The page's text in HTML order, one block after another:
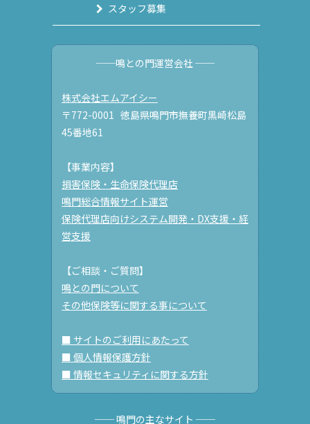
スタッフ募集
──鳴との門運営会社 ──
株式会社エムアイシー
〒772-0001 徳島県鳴門市撫養町黒崎松島
45番地61
【事業内容】
損害保険・生命保険代理店
鳴門総合情報サイト運営
保険代理店向けシステム開発・DX支援・経
営支援
【ご相談・ご質問】
鳴との門について
その他保険等に関する事について
■ サイトのご利用にあたって
■ 個人情報保護方針
■ 情報セキュリティに関する方針
── 鳴門の主なサイト ──